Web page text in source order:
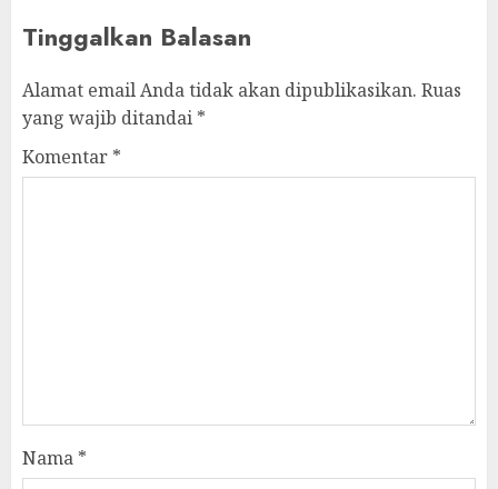
Tinggalkan Balasan
Alamat email Anda tidak akan dipublikasikan. Ruas
yang wajib ditandai *
Komentar *
Nama *